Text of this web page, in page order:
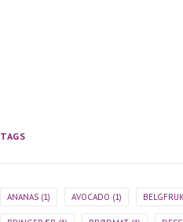
TAGS
ANANAS (1) AVOCADO (1)